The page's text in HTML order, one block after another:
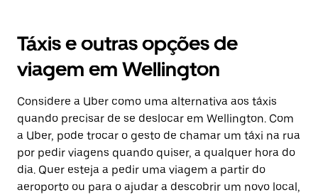
Táxis e outras opções de
viagem em Wellington
Considere a Uber como uma alternativa aos táxis
quando precisar de se deslocar em Wellington. Com
a Uber, pode trocar o gesto de chamar um táxi na rua
por pedir viagens quando quiser, a qualquer hora do
dia. Quer esteja a pedir uma viagem a partir do
aeroporto ou para o ajudar a descobrir um novo local,